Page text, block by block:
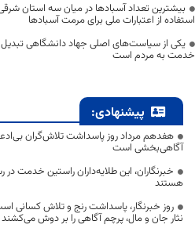
بیشترین تعداد آسبادها در میان سه استان
استفاده از اعتبارات ملی برای مرمت آسبادها
یکی از سیاست‌های اصلی جهاد دانشگاهی
خدمت به مردم است
پیشنهادی:
هفدهم مرداد روز پاسداشت تلاش‌گران
آگاهی‌بخشی است
خبرنگاران، این طلایه‌داران راستین خدمت
هستند
روز خبرنگار، پاسداشت رنج و تلاش کسانی
نثار جان و مال، پرچم آگاهی را بر دوش می‌کشند